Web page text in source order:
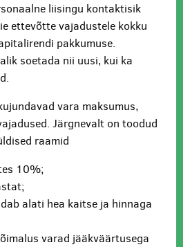
liisingu kontaktisik
ettevõtte vajadustele kokku
pakkumuse.
soetada nii uusi, kui ka
vara maksumus,
Järgnevalt on toodud
raamid
10%;
alati hea kaitse ja hinnaga
varad jääkväärtusega